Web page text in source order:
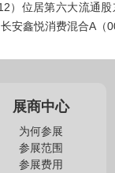
）位居第六大流通
安鑫悦消费混合A（
展商中心
为何参展
参展范围
参展费用